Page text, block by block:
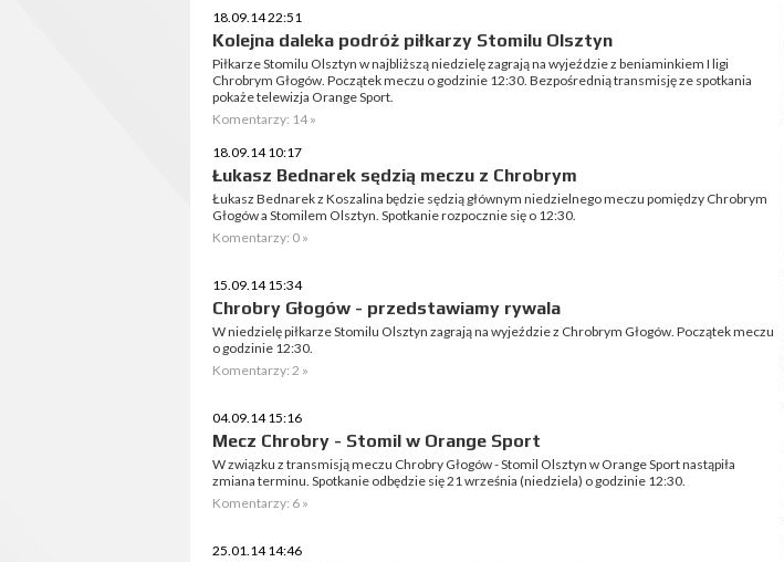
18.09.14 22:51
Kolejna daleka podróż piłkarzy Stomilu Olsztyn
Piłkarze Stomilu Olsztyn w najbliższą niedzielę zagrają na wyjeździe z beniaminkiem I ligi
Chrobrym Głogów. Początek meczu o godzinie 12:30. Bezpośrednią transmisję ze spotkania
pokaże telewizja Orange Sport.
Komentarzy: 14 »
18.09.14 10:17
Łukasz Bednarek sędzią meczu z Chrobrym
Łukasz Bednarek z Koszalina będzie sędzią głównym niedzielnego meczu pomiędzy Chrobrym
Głogów a Stomilem Olsztyn. Spotkanie rozpocznie się o 12:30.
Komentarzy: 0 »
15.09.14 15:34
Chrobry Głogów - przedstawiamy rywala
W niedzielę piłkarze Stomilu Olsztyn zagrają na wyjeździe z Chrobrym Głogów. Początek meczu
o godzinie 12:30.
Komentarzy: 2 »
04.09.14 15:16
Mecz Chrobry - Stomil w Orange Sport
W związku z transmisją meczu Chrobry Głogów - Stomil Olsztyn w Orange Sport nastąpiła
zmiana terminu. Spotkanie odbędzie się 21 września (niedziela) o godzinie 12:30.
Komentarzy: 6 »
25.01.14 14:46